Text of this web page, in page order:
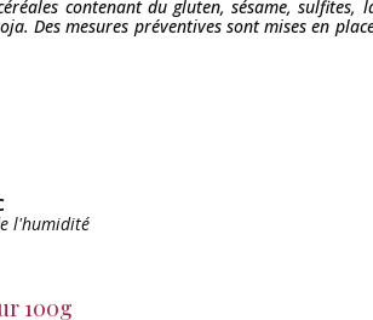
contenant du gluten, sésame, sulfites,
Des mesures préventives sont mises en
l'humidité
100g